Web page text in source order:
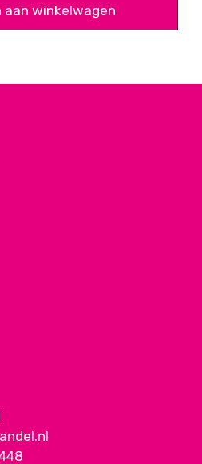
aan winkelwagen